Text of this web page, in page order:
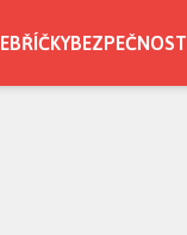
BEZPEČNOST